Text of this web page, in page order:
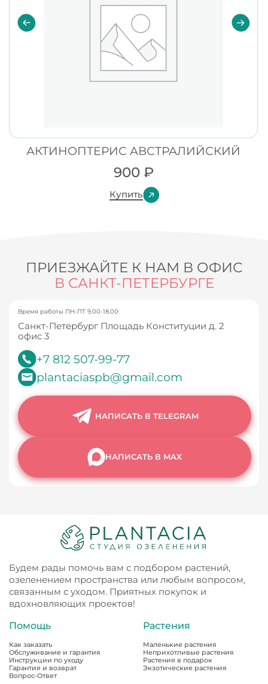
АКТИНОПТЕРИС АВСТРАЛИЙСКИЙ
900 ₽
Купить
ПРИЕЗЖАЙТЕ К НАМ В ОФИС
В САНКТ-ПЕТЕРБУРГЕ
Время работы ПН-ПТ 9.00-18.00
Санкт-Петербург Площадь Конституции д. 2
офис 3
+7 812 507-99-77
plantaciaspb@gmail.com
НАПИСАТЬ В TELEGRAM
НАПИСАТЬ В MAX
Будем рады помочь вам с подбором растений,
озеленением пространства или любым вопросом,
связанным с уходом. Приятных покупок и
вдохновляющих проектов!
Помощь
Как заказать
Обслуживание и гарантия
Инструкции по уходу
Гарантия и возврат
Вопрос-Ответ
Растения
Маленькие растения
Неприхотливые растения
Растения в подарок
Экзотические растения